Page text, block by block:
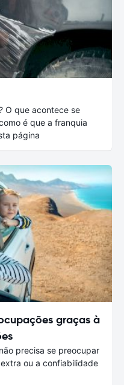
O que acontece se
é que a franquia
página
graças à
precisa se preocupar
ou a confiabilidade